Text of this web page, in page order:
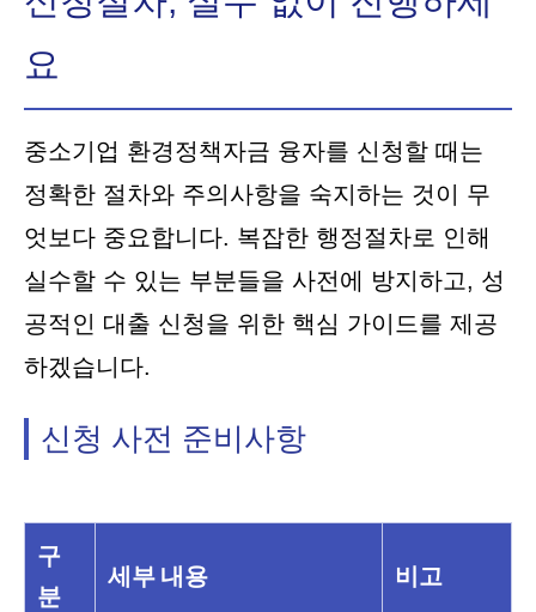
요
중소기업 환경정책자금 융자를 신청할 때는
정확한 절차와 주의사항을 숙지하는 것이 무
엇보다 중요합니다. 복잡한 행정절차로 인해
실수할 수 있는 부분들을 사전에 방지하고, 성
공적인 대출 신청을 위한 핵심 가이드를 제공
하겠습니다.
신청 사전 준비사항
구
분
세부 내용 비고